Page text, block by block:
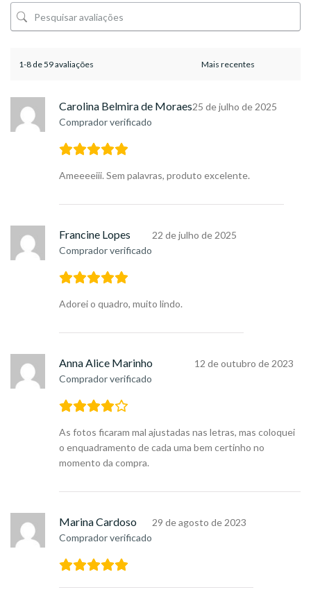
1-8 de 59 avaliações
Carolina Belmira de Moraes
Comprador verificado
25 de julho de 2025
Ameeeeiii. Sem palavras, produto excelente.
Francine Lopes
Comprador verificado
22 de julho de 2025
Adorei o quadro, muito lindo.
Anna Alice Marinho
Comprador verificado
12 de outubro de 2023
As fotos ficaram mal ajustadas nas letras, mas coloquei
o enquadramento de cada uma bem certinho no
momento da compra.
Marina Cardoso
Comprador verificado
29 de agosto de 2023